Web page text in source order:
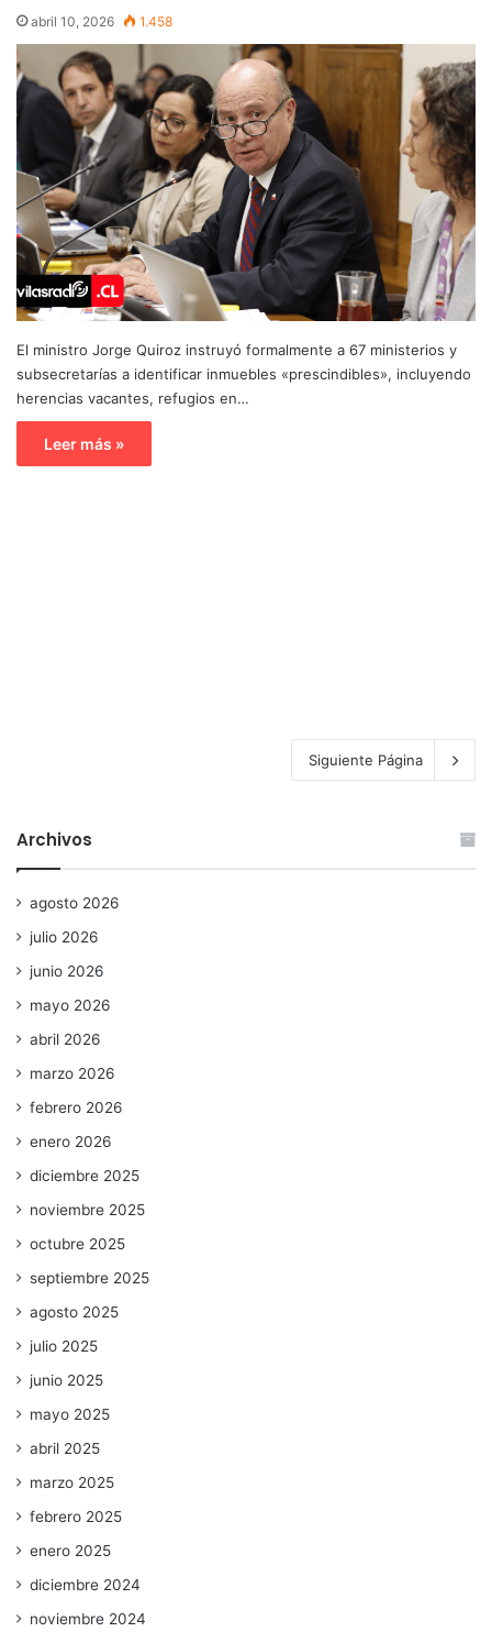
abril 10, 2026 1.458
El ministro Jorge Quiroz instruyó formalmente a 67 ministerios y
subsecretarías a identificar inmuebles «prescindibles», incluyendo
herencias vacantes, refugios en…
Leer más »
Siguiente Página
Archivos
agosto 2026
julio 2026
junio 2026
mayo 2026
abril 2026
marzo 2026
febrero 2026
enero 2026
diciembre 2025
noviembre 2025
octubre 2025
septiembre 2025
agosto 2025
julio 2025
junio 2025
mayo 2025
abril 2025
marzo 2025
febrero 2025
enero 2025
diciembre 2024
noviembre 2024